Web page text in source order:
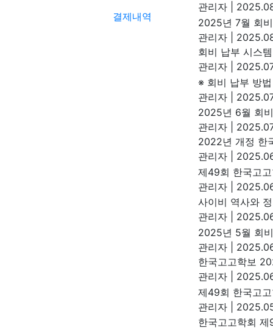
결제내역
관리자
2025년 7월 회
관리자
회비 납부 시스
관리자
※ 회비 납부 방
관리자
2025년 6월 회
관리자
2022년 개정 한
관리자
제49회 한국고
관리자
사이비 역사와
관리자
2025년 5월 회
관리자
한국고고학보
관리자
제49회 한국고
관리자
한국고고학회